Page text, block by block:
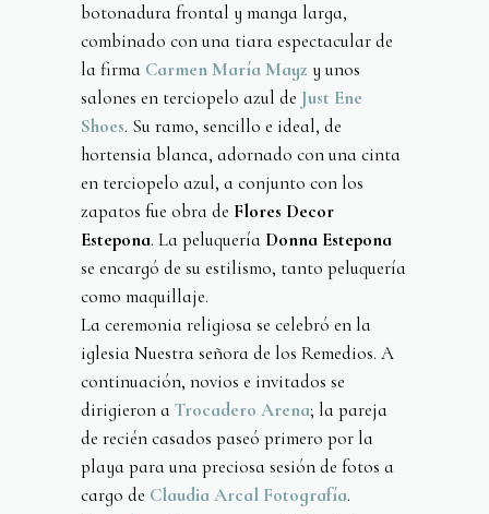
botonadura frontal y manga larga,
combinado con una tiara espectacular de
la firma Carmen María Mayz y unos
salones en terciopelo azul de Just Ene
Shoes. Su ramo, sencillo e ideal, de
hortensia blanca, adornado con una cinta
en terciopelo azul, a conjunto con los
zapatos fue obra de Flores Decor
Estepona. La peluquería Donna Estepona
se encargó de su estilismo, tanto peluquería
como maquillaje.
La ceremonia religiosa se celebró en la
iglesia Nuestra señora de los Remedios. A
continuación, novios e invitados se
dirigieron a Trocadero Arena; la pareja
de recién casados paseó primero por la
playa para una preciosa sesión de fotos a
cargo de Claudia Arcal Fotografía.